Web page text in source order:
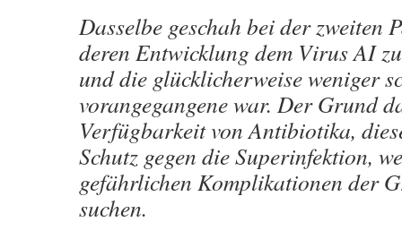
Dasselbe geschah bei der zweiten
deren Entwicklung dem Virus AI
und die glücklicherweise weniger
vorangegangene war. Der Grund
Verfügbarkeit von Antibiotika,
Schutz gegen die Superinfektion,
gefährlichen Komplikationen der
suchen.